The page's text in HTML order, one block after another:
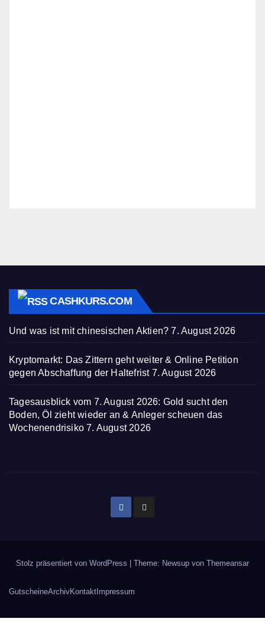
CASHKURS.COM
Und was ist mit chinesischen Aktien? 7. August 2026
Kryptomarkt: Das Zittern geht weiter & Online Petition
gegen Abschaffung der Haltefrist 7. August 2026
Tagesausblick vom 7. August 2026: Gold sucht den
Boden, Öl zieht wieder an & Anleger scheuen das
Wochenendrisiko 7. August 2026
Stolz präsentiert von WordPress | Theme: Newsup von Themeansar
GutscheineArchivKontakt Impressum